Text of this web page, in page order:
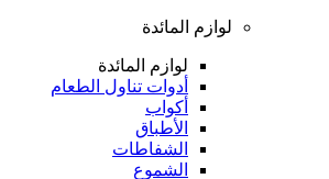
لوازم المائدة
لوازم المائدة
أدوات تناول الطعام
أكواب
الأطباق
الشفاطات
الشموع